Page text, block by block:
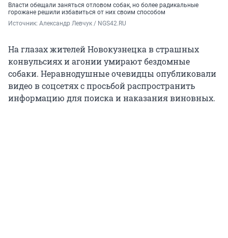
Власти обещали заняться отловом собак, но более радикальные
горожане решили избавиться от них своим способом
Источник: Александр Левчук / NGS42.RU
На глазах жителей Новокузнецка в страшных
конвульсиях и агонии умирают бездомные
собаки. Неравнодушные очевидцы опубликовали
видео в соцсетях с просьбой распространить
информацию для поиска и наказания виновных.